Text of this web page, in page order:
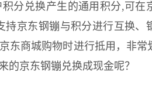
分兑换产生的通用积分,可在
京东钢镚与积分进行互换、
东商城购物时进行抵用，非常
的京东钢镚兑换成现金呢？